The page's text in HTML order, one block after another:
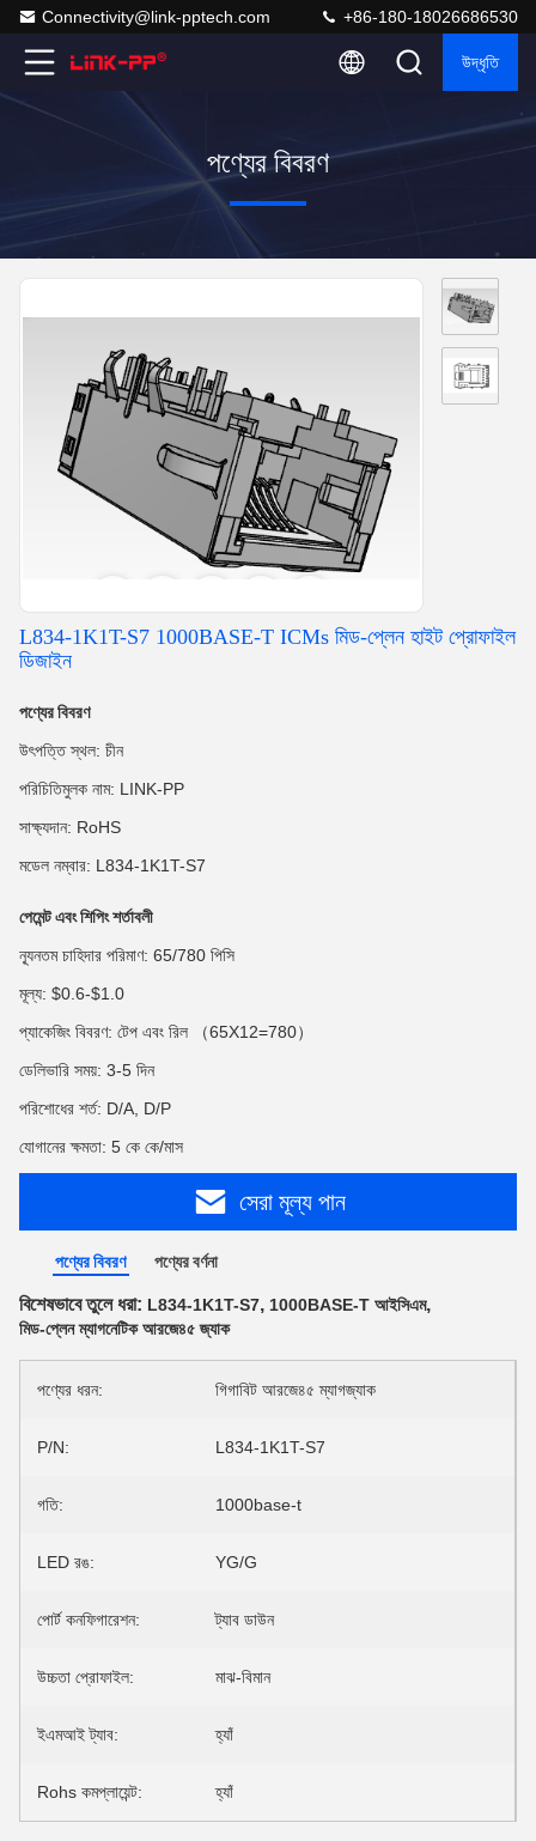
Connectivity@link-pptech.com +86-180-18026686530
উদ্ধৃতি
পণ্যের বিবরণ
L834-1K1T-S7 1000BASE-T ICMs মিড-প্লেন হাইট প্রোফাইল
ডিজাইন
পণ্যের বিবরণ
উৎপত্তি স্থল: চীন
পরিচিতিমুলক নাম: LINK-PP
সাক্ষ্যদান: RoHS
মডেল নম্বার: L834-1K1T-S7
পেমেন্ট এবং শিপিং শর্তাবলী
ন্যূনতম চাহিদার পরিমাণ: 65/780 পিসি
মূল্য: $0.6-$1.0
প্যাকেজিং বিবরণ: টেপ এবং রিল （65X12=780）
ডেলিভারি সময়: 3-5 দিন
পরিশোধের শর্ত: D/A, D/P
যোগানের ক্ষমতা: 5 কে কে/মাস
সেরা মূল্য পান
পণ্যের বিবরণ পণ্যের বর্ণনা
বিশেষভাবে তুলে ধরা: L834-1K1T-S7, 1000BASE-T আইসিএম,
মিড-প্লেন ম্যাগনেটিক আরজে৪৫ জ্যাক
পণ্যের ধরন: গিগাবিট আরজে৪৫ ম্যাগজ্যাক
P/N: L834-1K1T-S7
গতি: 1000base-t
LED রঙ: YG/G
পোর্ট কনফিগারেশন: ট্যাব ডাউন
উচ্চতা প্রোফাইল: মাঝ-বিমান
ইএমআই ট্যাব: হ্যাঁ
Rohs কমপ্লায়েন্ট: হ্যাঁ